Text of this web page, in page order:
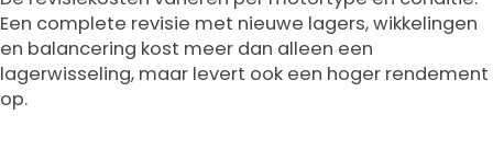
Een complete revisie met nieuwe lagers, wikkelingen
en balancering kost meer dan alleen een
lagerwisseling, maar levert ook een hoger rendement
op.